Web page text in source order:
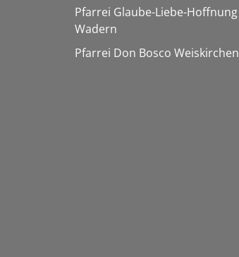
Pfarrei Glaube-Liebe-Hoffnung
Wadern
Pfarrei Don Bosco Weiskirchen